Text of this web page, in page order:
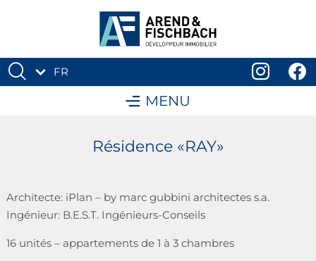
FR
MENU
Résidence «RAY»
Architecte: iPlan – by marc gubbini architectes s.a.
Ingénieur: B.E.S.T. Ingénieurs-Conseils
16 unités – appartements de 1 à 3 chambres